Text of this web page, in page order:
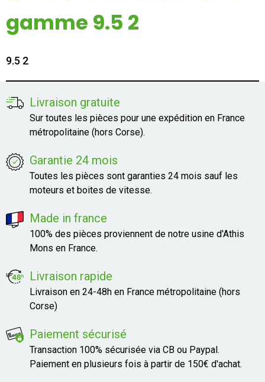
gamme 9.5 2
9.5 2
Livraison gratuite
Sur toutes les pièces pour une expédition en France
métropolitaine (hors Corse).
Garantie 24 mois
Toutes les pièces sont garanties 24 mois sauf les
moteurs et boites de vitesse.
Made in france
100% des pièces proviennent de notre usine d'Athis
Mons en France.
Livraison rapide
Livraison en 24-48h en France métropolitaine (hors
Corse)
Paiement sécurisé
Transaction 100% sécurisée via CB ou Paypal.
Paiement en plusieurs fois à partir de 150€ d'achat.